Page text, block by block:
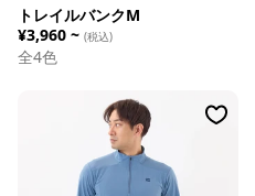
トレイルバンクM
¥3,960 ~ (税込)
全4色